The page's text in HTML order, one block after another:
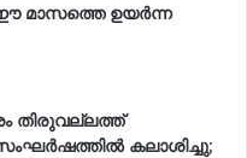
മാസത്തെ ഉയര്‍ന്ന
തിരുവല്ലത്ത്
കലാശിച്ചു;